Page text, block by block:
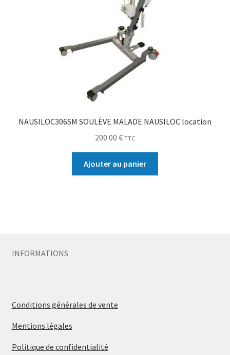
NAUSILOC306SM SOULÈVE MALADE NAUSILOC location
200.00 € TTC
Ajouter au panier
INFORMATIONS
Conditions générales de vente
Mentions légales
Politique de confidentialité